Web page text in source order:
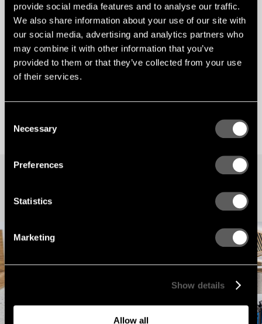
provide social media features and to analyse our traffic.
We also share information about your use of our site with
our social media, advertising and analytics partners who
may combine it with other information that you’ve
provided to them or that they’ve collected from your use
of their services.
Selection
Necessary
Preferences
Statistics
Marketing
Show details
Allow all